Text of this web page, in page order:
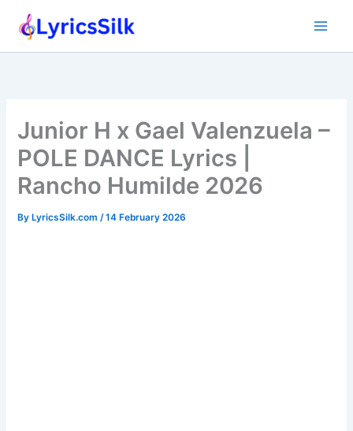
Junior H x Gael Valenzuela –
POLE DANCE Lyrics |
Rancho Humilde 2026
ByLyricsSilk.com /14 February 2026